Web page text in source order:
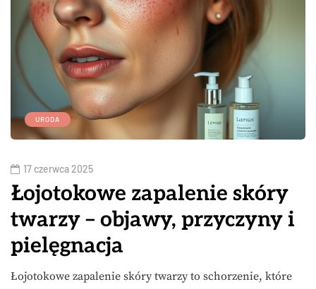
URODA
17 czerwca 2025
Łojotokowe zapalenie skóry
twarzy – objawy, przyczyny i
pielęgnacja
Łojotokowe zapalenie skóry twarzy to schorzenie, które